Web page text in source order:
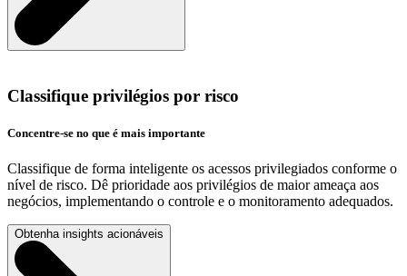
Classifique privilégios por risco
Concentre-se no que é mais importante
Classifique de forma inteligente os acessos privilegiados conforme o
nível de risco. Dê prioridade aos privilégios de maior ameaça aos
negócios, implementando o controle e o monitoramento adequados.
Obtenha insights acionáveis